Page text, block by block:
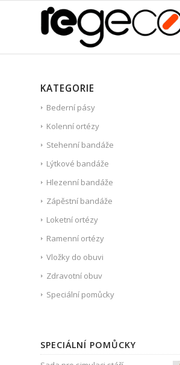
KATEGORIE
Bederní pásy
Kolenní ortézy
Stehenní bandáže
Lýtkové bandáže
Hlezenní bandáže
Zápěstní bandáže
Loketní ortézy
Ramenní ortézy
Vložky do obuvi
Zdravotní obuv
Speciální pomůcky
SPECIÁLNÍ POMŮCKY